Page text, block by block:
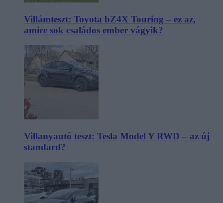
Villámteszt: Toyota bZ4X Touring – ez az,
amire sok családos ember vágyik?
Villanyautó teszt: Tesla Model Y RWD – az új
standard?